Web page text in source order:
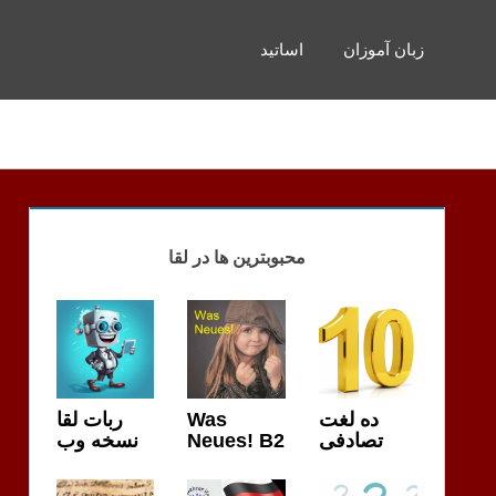
اساتید زبان آموزان
محبوبترین ها در لقا
ربات لقا
نسخه وب
Was
Neues! B2
ده لغت
تصادفی